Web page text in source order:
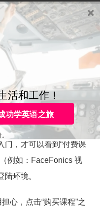
购买
咨询
注册
登录
门后，看
的内容，
门，才可以看到“付费课
例如：FaceFonics 视
环境。
心，点击“购买课程”之
功学英语之旅
活和工作！